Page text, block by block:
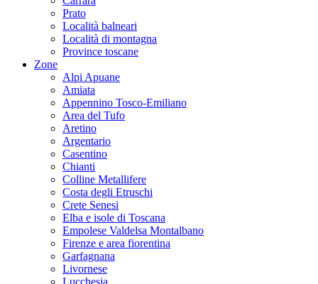
Prato
Località balneari
Località di montagna
Province toscane
Zone
Alpi Apuane
Amiata
Appennino Tosco-Emiliano
Area del Tufo
Aretino
Argentario
Casentino
Chianti
Colline Metallifere
Costa degli Etruschi
Crete Senesi
Elba e isole di Toscana
Empolese Valdelsa Montalbano
Firenze e area fiorentina
Garfagnana
Livornese